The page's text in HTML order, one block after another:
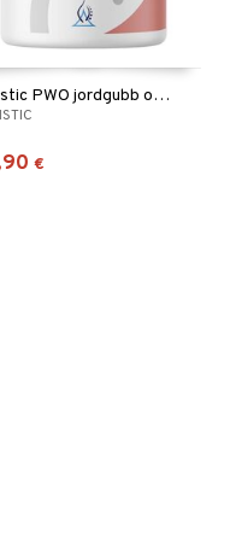
Holistic PWO jordgubb och vattenmelon
€